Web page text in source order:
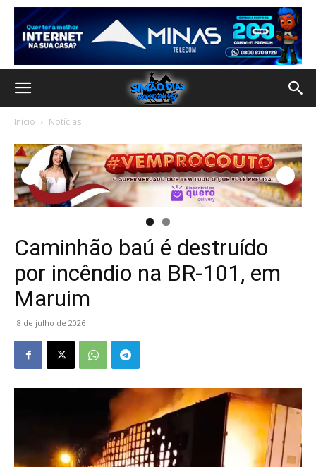
Início Notícias
Caminhão baú é destruído
por incêndio na BR-101, em
Maruim
8 de julho de 2026